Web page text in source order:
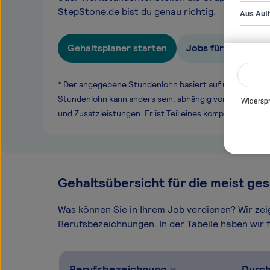
StepStone.de bist du genau richtig.
Gehaltsplaner starten Jobs für
* Der angegebene Stundenlohn basiert auf unseren
Stundenlohn kann anders sein, abhängig von
und Zusatzleistungen. Er ist Teil eines komplexen
Gehaltsübersicht für die meist
Was können Sie in Ihrem Job verdienen? Wir
Berufsbezeichnungen. In der Tabelle haben
Aus